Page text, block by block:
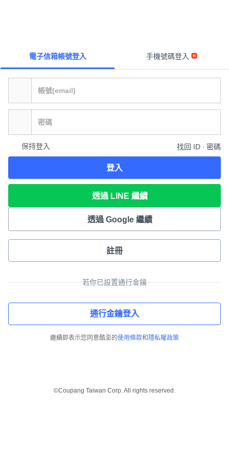
電子信箱帳號登入 手機號碼登入
保持登入 找回 ID ∙ 密碼
登入
透過 LINE 繼續
透過 Google 繼續
註冊
若你已設置通行金鑰
通行金鑰登入
繼續即表示您同意酷澎的使用條款和 隱私權政策
©Coupang Taiwan Corp. All rights reserved.